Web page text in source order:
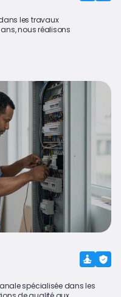
les travaux
ans, nous réalisons
spécialisée dans les